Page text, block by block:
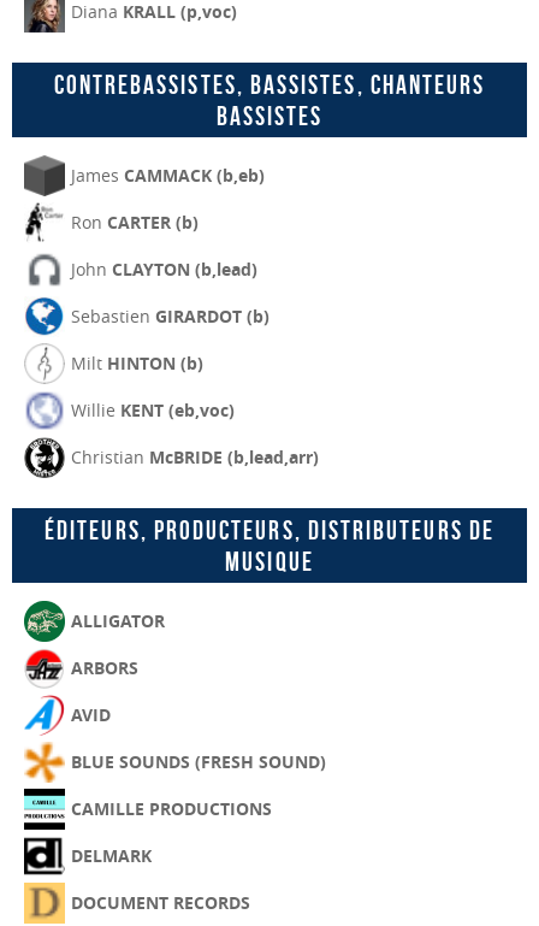
Diana KRALL (p,voc)
Contrebassistes, bassistes, chanteurs
bassistes
James CAMMACK (b,eb)
Ron CARTER (b)
John CLAYTON (b,lead)
Sebastien GIRARDOT (b)
Milt HINTON (b)
Willie KENT (eb,voc)
Christian McBRIDE (b,lead,arr)
Éditeurs, producteurs, distributeurs de
musique
ALLIGATOR
ARBORS
AVID
BLUE SOUNDS (FRESH SOUND)
CAMILLE PRODUCTIONS
DELMARK
DOCUMENT RECORDS